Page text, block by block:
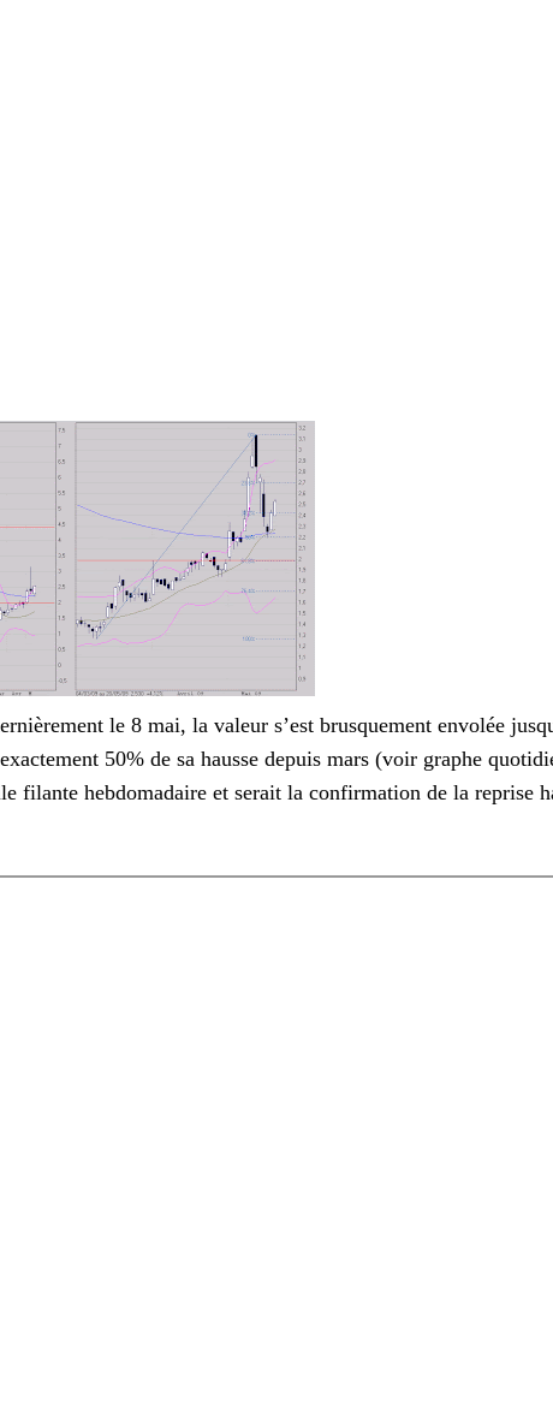
le 8 mai, la valeur s’est brusquement envolée
50% de sa hausse depuis mars (voir graphe
filante hebdomadaire et serait la confirmation de la reprise